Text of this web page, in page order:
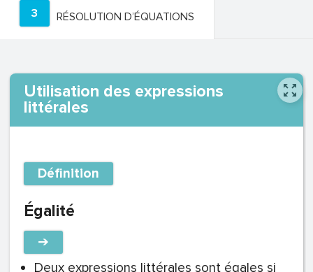
3 RÉSOLUTION D’ÉQUATIONS
Utilisation des expressions
littérales
Définition
Égalité
➔
Deux expressions littérales sont égales si